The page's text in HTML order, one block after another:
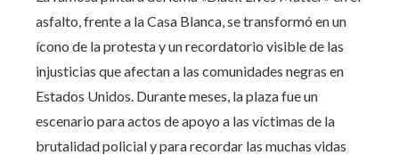
asfalto, frente a la Casa Blanca, se transformó en un
ícono de la protesta y un recordatorio visible de las
injusticias que afectan a las comunidades negras en
Estados Unidos. Durante meses, la plaza fue un
escenario para actos de apoyo a las víctimas de la
brutalidad policial y para recordar las muchas vidas